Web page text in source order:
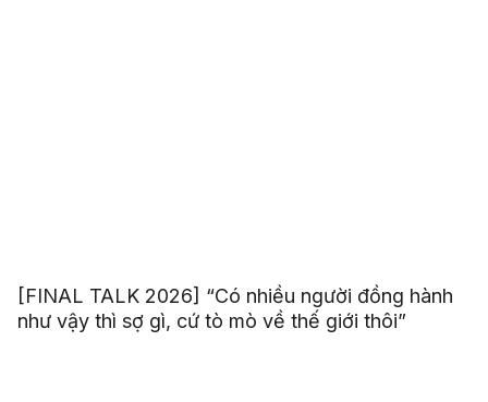
[FINAL TALK 2026] “Có nhiều người đồng hành
như vậy thì sợ gì, cứ tò mò về thế giới thôi”